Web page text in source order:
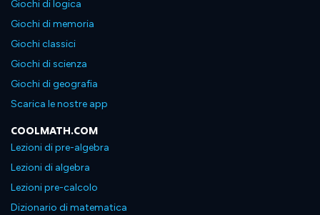
Giochi di logica
Giochi di memoria
Giochi classici
Giochi di scienza
Giochi di geografia
Scarica le nostre app
COOLMATH.COM
Lezioni di pre-algebra
Lezioni di algebra
Lezioni pre-calcolo
Dizionario di matematica